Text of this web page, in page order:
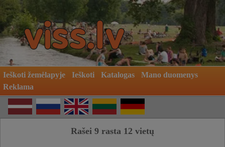
Ieškoti žemėlapyje Ieškoti Katalogas
Mano duomenys
Reklama
Rašei 9 rasta 12 vietų